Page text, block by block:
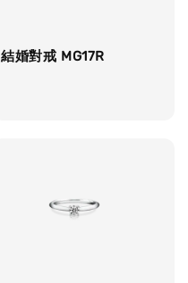
結婚對戒 MG17R